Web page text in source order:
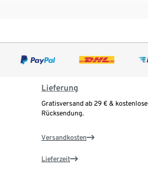
Lieferung
Gratisversand ab 29 € & kostenlose
Rücksendung.
Versandkosten
Lieferzeit